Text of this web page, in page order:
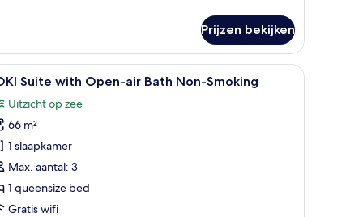
Prijzen bekijken
hoofdbord, een groot raam en een houten vloer.
SOKI Suite with Open-air Bath Non-
14 Suite with Open-air Bath Non-Smoking
Uitzicht op zee
66 m²
1 slaapkamer
Max. aantal: 3
1 queensize bed
Gratis wifi